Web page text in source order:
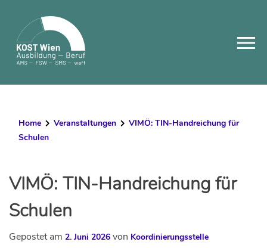
content
Home Veranstaltungen
VIMÖ: TIN-Handreichung für
Schulen
VIMÖ: TIN-Handreichung für
Schulen
Gepostet am 2. Juni 2026 von Koordinierungsstelle